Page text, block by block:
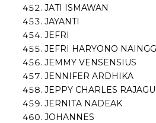
JATI ISMAWAN
JAYANTI
JEFRI
JEFRI HARYONO
JEMMY VENSENSIUS
JENNIFER ARDHIKA
JEPPY CHARLES
JERNITA NADEAK
JOHANNES